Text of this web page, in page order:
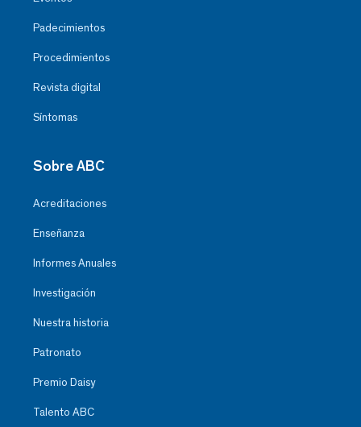
Padecimientos
Procedimientos
Revista digital
Síntomas
Sobre ABC
Acreditaciones
Enseñanza
Informes Anuales
Investigación
Nuestra historia
Patronato
Premio Daisy
Talento ABC